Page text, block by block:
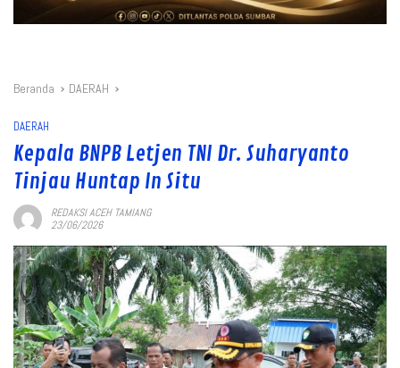
Beranda DAERAH
DAERAH
Kepala BNPB Letjen TNI Dr. Suharyanto
Tinjau Huntap In Situ
REDAKSI ACEH TAMIANG
23/06/2026